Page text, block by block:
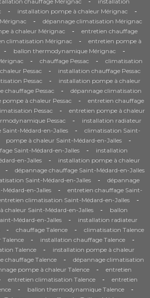
- installation pompe à chaleur Mérignac -
- dépannage climatisation Mérignac
à chaleur Mérignac -
entretien chauffage
climatisation Mérignac -
entretien pompe à
- ballon thermodynamique Mérignac -
- chauffage Pessac -
climatisation
Pessac - installation chauffage Pessac
Pessac -
installation pompe à chaleur
chauffage Pessac -
dépannage climatisation
pompe à chaleur Pessac -
entretien chauffage
Pessac -
entretien pompe à chaleur
Pessac -
installation radiateur
Saint-Médard-en-Jalles -
climatisation Saint-
pompe à chaleur Saint-Médard-en-Jalles -
Saint-Médard-en-Jalles -
installation
en-Jalles
-
installation pompe à chaleur
- dépannage chauffage Saint-Médard-en-Jalles
Saint-Médard-en-Jalles -
dépannage
en-Jalles
-
entretien chauffage Saint-
climatisation Saint-Médard-en-Jalles -
chaleur Saint-Médard-en-Jalles -
ballon
Médard-en-Jalles
-
installation radiateur
- chauffage Talence - climatisation Talence
- installation chauffage Talence -
Talence -
installation pompe à chaleur
chauffage Talence -
dépannage climatisation
pompe à chaleur Talence -
entretien
entretien climatisation Talence -
entretien
- ballon thermodynamique Talence -